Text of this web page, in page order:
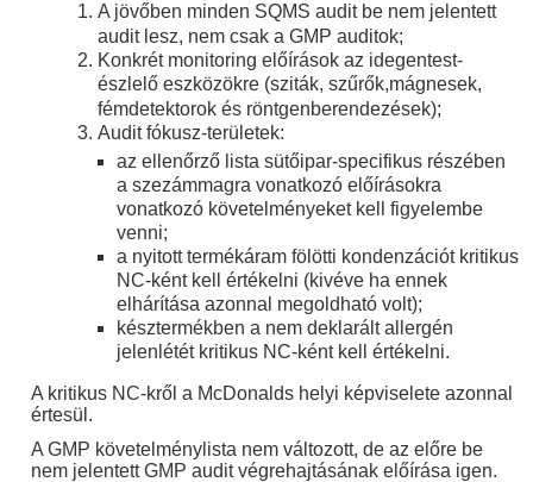
A jövőben minden SQMS audit be nem jelentett
audit lesz, nem csak a GMP auditok;
Konkrét monitoring előírások az idegentest-
észlelő eszközökre (sziták, szűrők,mágnesek,
fémdetektorok és röntgenberendezések);
Audit fókusz-területek:
az ellenőrző lista sütőipar-specifikus részében
a szezámmagra vonatkozó előírásokra
vonatkozó követelményeket kell figyelembe
venni;
a nyitott termékáram fölötti kondenzációt kritikus
NC-ként kell értékelni (kivéve ha ennek
elhárítása azonnal megoldható volt);
késztermékben a nem deklarált allergén
jelenlétét kritikus NC-ként kell értékelni.
A kritikus NC-kről a McDonalds helyi képviselete azonnal
értesül.
A GMP követelménylista nem változott, de az előre be
nem jelentett GMP audit végrehajtásának előírása igen.